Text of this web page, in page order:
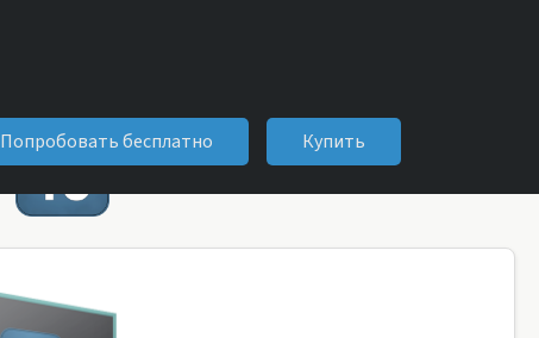
Попробовать бесплатно Купить